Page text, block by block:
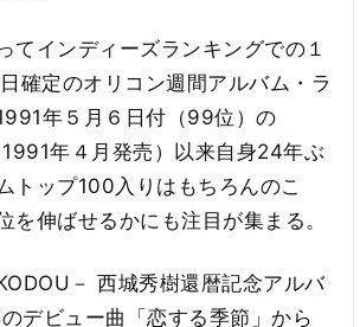
てインディーズランキングでの１
確定のオリコン週間アルバム・ラ
年５月６日付（99位）の
年４月発売）以来自身24年ぶ
トップ100入りはもちろんのこ
を伸ばせるかにも注目が集まる。
－ 西城秀樹還暦記念アルバ
デビュー曲「恋する季節」から